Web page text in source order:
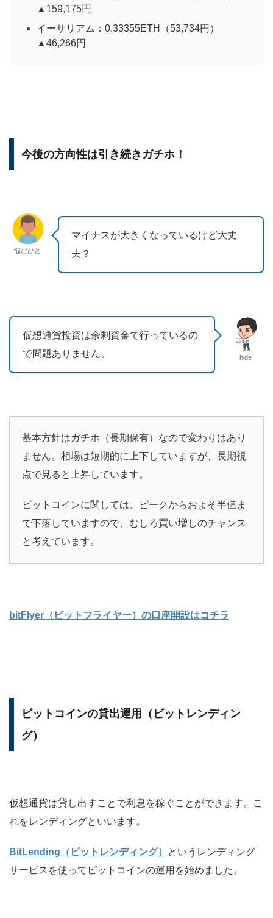
▲159,175円
イーサリアム：0.33355ETH（53,734円）
▲46,266円
今後の方向性は引き続きガチホ！
悩むひと
マイナスが大きくなっているけど大丈
夫？
仮想通貨投資は余剰資金で行っているの
で問題ありません。
hide
基本方針はガチホ（長期保有）なので変わりはあり
ません。相場は短期的に上下していますが、長期視
点で見ると上昇しています。
ビットコインに関しては、ピークからおよそ半値ま
で下落していますので、むしろ買い増しのチャンス
と考えています。
bitFlyer（ビットフライヤー）の口座開設はコチラ
ビットコインの貸出運用（ビットレンディン
グ）
仮想通貨は貸し出すことで利息を稼ぐことができます。こ
れをレンディングといいます。
BitLending（ビットレンディング）
というレンディング
サービスを使ってビットコインの運用を始めました。